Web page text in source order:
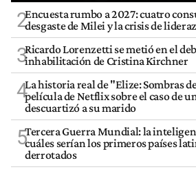
2Encuesta rumbo a 2027: cuatro
desgaste de Milei y la crisis de
3Ricardo Lorenzetti se metió en el
inhabilitación de Cristina Kirchner
4La historia real de "Elize: Sombras
película de Netflix sobre el caso de
descuartizó a su marido
5Tercera Guerra Mundial: la
cuáles serían los primeros países
derrotados